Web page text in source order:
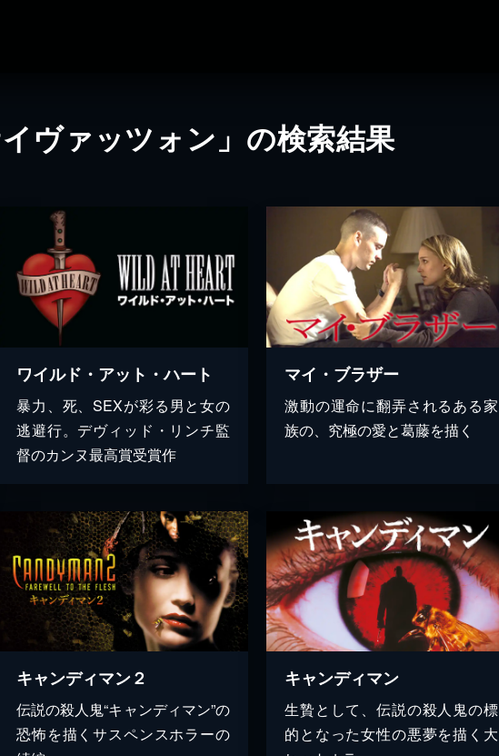
ヴァッツォン」の検索結果
ワイルド・アット・ハート
暴力、死、SEXが彩る男と女の
逃避行。デヴィッド・リンチ監
督のカンヌ最高賞受賞作
マイ・ブラザー
激動の運命に翻弄されるある家
族の、究極の愛と葛藤を描く
キャンディマン２
伝説の殺人鬼“キャンディマン”の
恐怖を描くサスペンスホラーの
キャンディマン
生贄として、伝説の殺人鬼の標
的となった女性の悪夢を描く大